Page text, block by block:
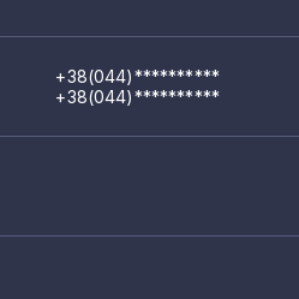
+38(044)**********
+38(044)**********